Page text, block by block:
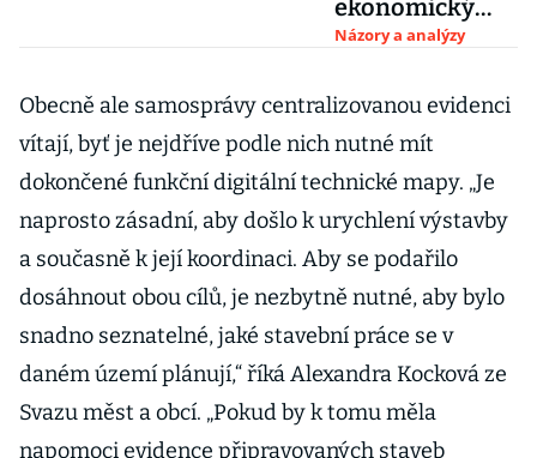
ekonomický
statek, který
zpoplatněn
Názory a analýzy
Obecně ale samosprávy centralizovanou evidenci
vítají, byť je nejdříve podle nich nutné mít
dokončené funkční digitální technické mapy. „Je
naprosto zásadní, aby došlo k urychlení výstavby
a současně k její koordinaci. Aby se podařilo
dosáhnout obou cílů, je nezbytně nutné, aby bylo
snadno seznatelné, jaké stavební práce se v
daném území plánují,“ říká Alexandra Kocková ze
Svazu měst a obcí. „Pokud by k tomu měla
napomoci evidence připravovaných staveb